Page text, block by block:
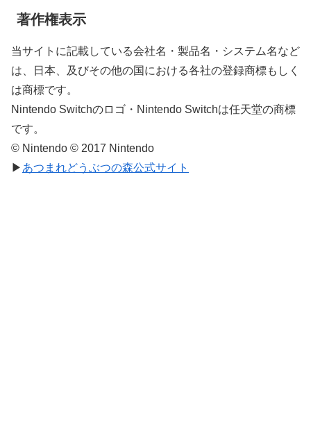
著作権表示
当サイトに記載している会社名・製品名・システム名など
は、日本、及びその他の国における各社の登録商標もしく
は商標です。
Nintendo Switchのロゴ・Nintendo Switchは任天堂の商標
です。
© Nintendo © 2017 Nintendo
▶ あつまれどうぶつの森公式サイト